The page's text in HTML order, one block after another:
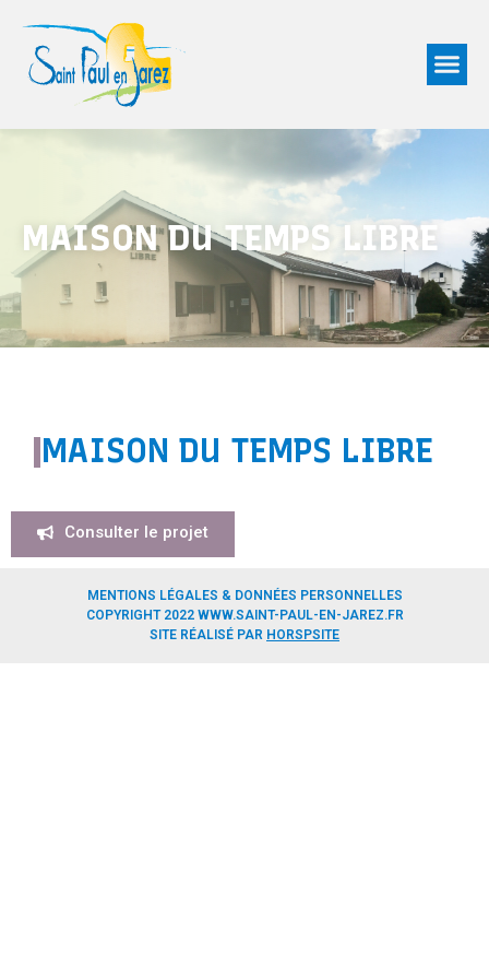
MAISON DU TEMPS LIBRE
|MAISON DU TEMPS LIBRE
Consulter le projet
MENTIONS LÉGALES & DONNÉES PERSONNELLES
COPYRIGHT 2022 WWW.SAINT-PAUL-EN-JAREZ.FR
SITE RÉALISÉ PAR HORSPSITE